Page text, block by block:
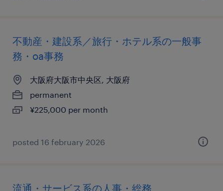
不動産・建設系／旅行・ホテル系の一般事
務・oa事務
大阪府大阪市中央区, 大阪府
permanent
¥225,000 per month
posted 16 february 2026
流通・サービス系の人事・総務